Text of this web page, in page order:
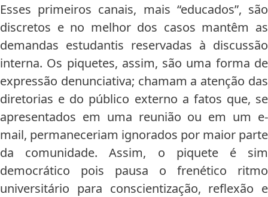
Esses primeiros canais, mais “educados”, são
discretos e no melhor dos casos mantêm as
demandas estudantis reservadas à discussão
interna. Os piquetes, assim, são uma forma de
expressão denunciativa; chamam a atenção das
diretorias e do público externo a fatos que, se
apresentados em uma reunião ou em um e-
mail, permaneceriam ignorados por maior parte
da comunidade. Assim, o piquete é sim
democrático pois pausa o frenético ritmo
universitário para conscientização, reflexão e